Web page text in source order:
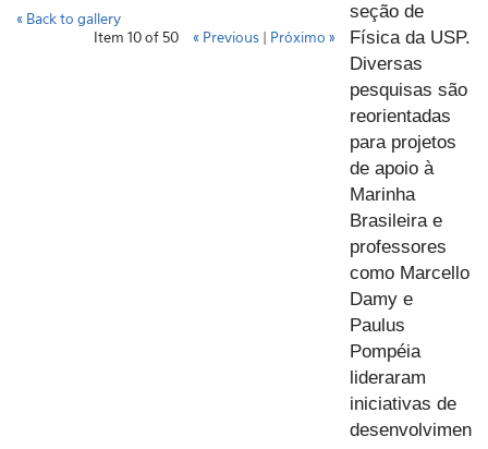
« Back to gallery
Item 10 of 50
« Previous| Próximo »
seção de
Física da USP.
Diversas
pesquisas são
reorientadas
para projetos
de apoio à
Marinha
Brasileira e
professores
como Marcello
Damy e
Paulus
Pompéia
lideraram
iniciativas de
desenvolvimen